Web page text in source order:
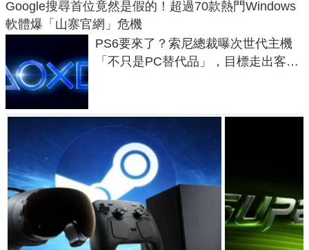
Google搜尋首位竟然是假的！超過70款熱門Windows
軟體爆「山寨官網」危機
PS6要來了？索尼總裁曝次世代主機
「不只是PC替代品」，目標走出客